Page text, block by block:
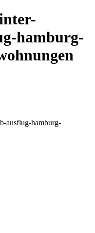
hamburg-
ausflug-hamburg-